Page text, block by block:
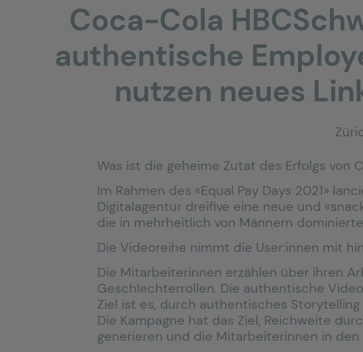
Coca-Cola
authentische
nutzen neues
Was ist die geheime Zutat des Erfolgs von
Im Rahmen des «Equal Pay Days 2021»
Digitalagentur dreifive eine neue und
die in mehrheitlich von Männern
Die Videoreihe nimmt die User:innen mit
Die Mitarbeiterinnen erzählen über ihren
Geschlechterrollen. Die authentische
Ziel ist es, durch authentisches
Die Kampagne hat das Ziel, Reichweite
generieren und die Mitarbeiterinnen in den